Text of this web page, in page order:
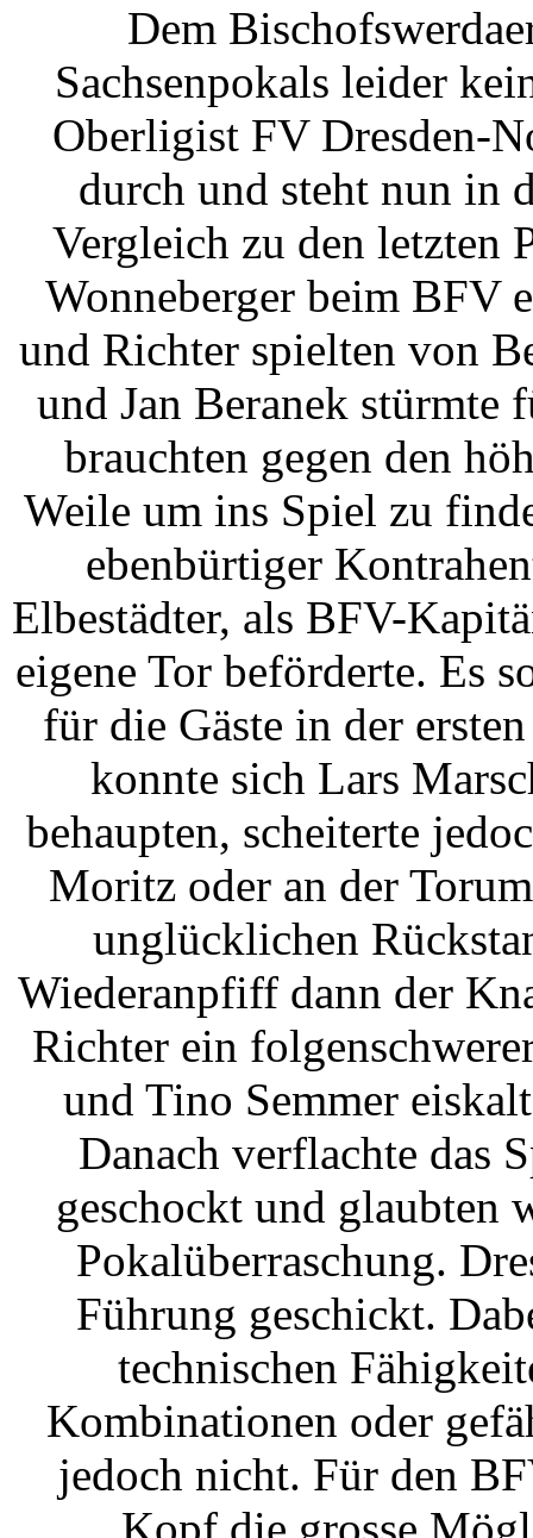
Dem
Sachsenpokals leider
Oberligist FV Dresden-
durch und steht nun in
Vergleich zu den letzten
Wonneberger beim BFV
und Richter spielten von
und Jan Beranek stürmte
brauchten gegen den
Weile um ins Spiel zu
ebenbürtiger
Elbestädter, als BFV-
eigene Tor beförderte. Es
für die Gäste in der
konnte sich Lars
behaupten, scheiterte
Moritz oder an der
unglücklichen
Wiederanpfiff dann der
Richter ein
und Tino Semmer
Danach verflachte das
geschockt und
Pokalüberraschung.
Führung geschickt.
technischen
Kombinationen oder
jedoch nicht. Für den
Kopf die grosse